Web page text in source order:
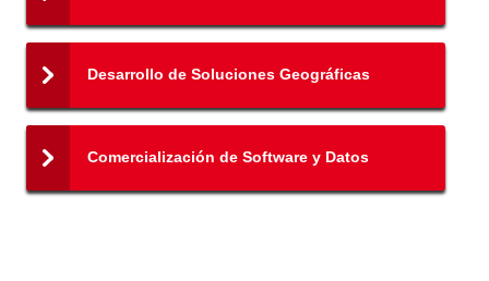
Desarrollo de Soluciones Geográficas
Comercialización de Software y Datos